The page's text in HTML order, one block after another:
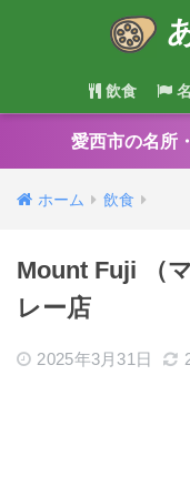
飲食
愛西市の名所
ホーム 飲食
Mount Fuji （
レー店
2025年3月31日